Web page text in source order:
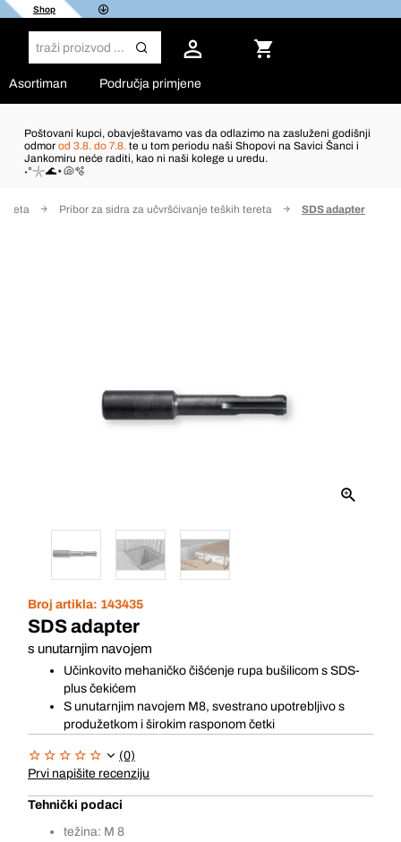
Shop
Asortiman Područja primjene
Poštovani kupci, obavještavamo vas da odlazimo na zasluženi godišnji
odmor od 3.8. do 7.8. te u tom periodu naši Shopovi na Savici Šanci i
Jankomiru neće raditi, kao ni naši kolege u uredu.
˖°𓇼🌊⋆🐚🫧
Pribor za sidra za učvršćivanje teških tereta SDS adapter
Broj artikla: 143435
SDS adapter
s unutarnjim navojem
Učinkovito mehaničko čišćenje rupa bušilicom s SDS-
plus čekićem
S unutarnjim navojem M8, svestrano upotrebljivo s
produžetkom i širokim rasponom četki
(0)
Prvi napišite recenziju
Tehnički podaci
težina: M 8